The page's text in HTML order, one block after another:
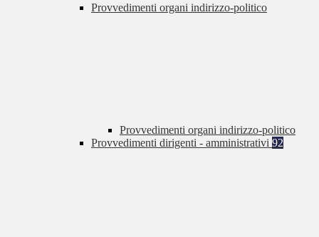
Provvedimenti organi indirizzo-politico
Provvedimenti organi indirizzo-politico
Provvedimenti dirigenti - amministrativi 92